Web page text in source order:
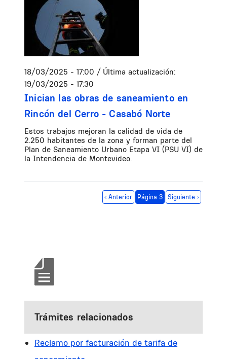
18/03/2025 - 17:00 / Última actualización:
19/03/2025 - 17:30
Inician las obras de saneamiento en
Rincón del Cerro - Casabó Norte
Estos trabajos mejoran la calidad de vida de
2.250 habitantes de la zona y forman parte del
Plan de Saneamiento Urbano Etapa VI (PSU VI) de
la Intendencia de Montevideo.
Página anterior
‹ Anterior Página 3 Siguiente página
Siguiente ›
Trámites relacionados
Reclamo por facturación de tarifa de